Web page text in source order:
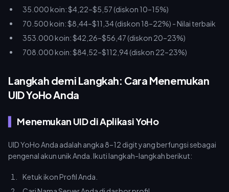
35.000 koin: $4,22–$5,57 (diskon 10–15%)
70.500 koin: $8,44–$11,34 (diskon 18–22%) - Nilai terbaik
353.000 koin: $42,26–$56,47 (diskon 20–23%)
708.000 koin: $84,52–$112,94 (diskon 22–23%)
Langkah demi Langkah: Cara Menemukan
UID YoHo Anda
Menemukan UID di Aplikasi YoHo
UID YoHo Anda adalah angka 8–12 digit yang berfungsi sebagai
pengenal akun unik Anda. Ikuti langkah-langkah berikut:
Ketuk ikon Profil Anda.